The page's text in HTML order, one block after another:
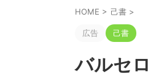
HOME > 己書 >
広告 己書
バルセ